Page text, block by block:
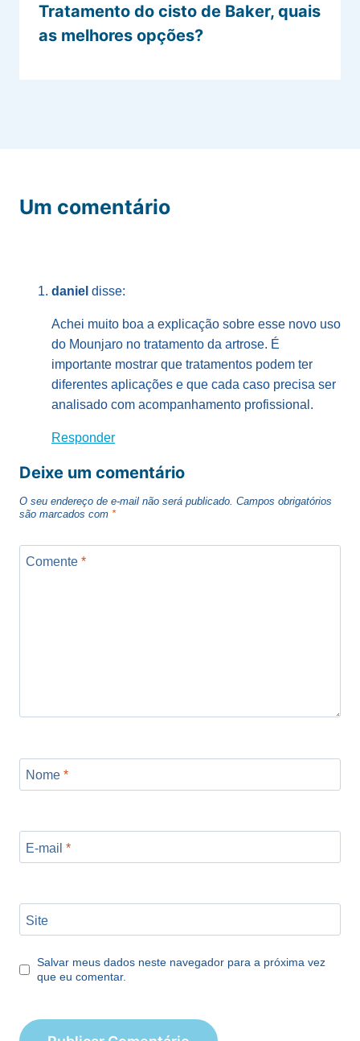
Tratamento do cisto de Baker, quais
as melhores opções?
Um comentário
daniel disse:
Achei muito boa a explicação sobre esse novo uso
do Mounjaro no tratamento da artrose. É
importante mostrar que tratamentos podem ter
diferentes aplicações e que cada caso precisa ser
analisado com acompanhamento profissional.
Responder
Deixe um comentário
O seu endereço de e-mail não será publicado. Campos obrigatórios
são marcados com *
Comente *
Nome *
E-mail *
Site
Salvar meus dados neste navegador para a próxima vez
que eu comentar.